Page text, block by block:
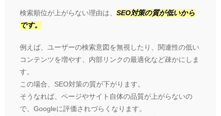
検索順位が上がらない理由は、 SEO対策の質が低いから
です。
例えば、ユーザーの検索意図を無視したり、関連性の低い
コンテンツを増やす、内部リンクの最適化など疎かにしま
す。
この場合、SEO対策の質が下がります。
そうなれば、ページやサイト自体の品質が上がらないの
で、Googleに評価されづらくなります。